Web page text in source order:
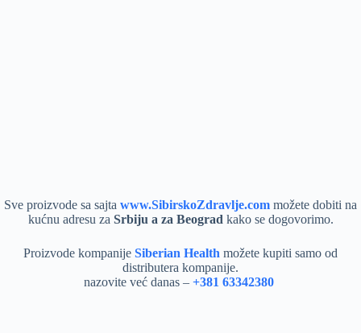
Sve proizvode sa sajta www.SibirskoZdravlje.com možete dobiti na
kućnu adresu za Srbiju a za Beograd kako se dogovorimo.
Proizvode kompanije Siberian Health možete kupiti samo od
distributera kompanije.
nazovite već danas – +381 63342380